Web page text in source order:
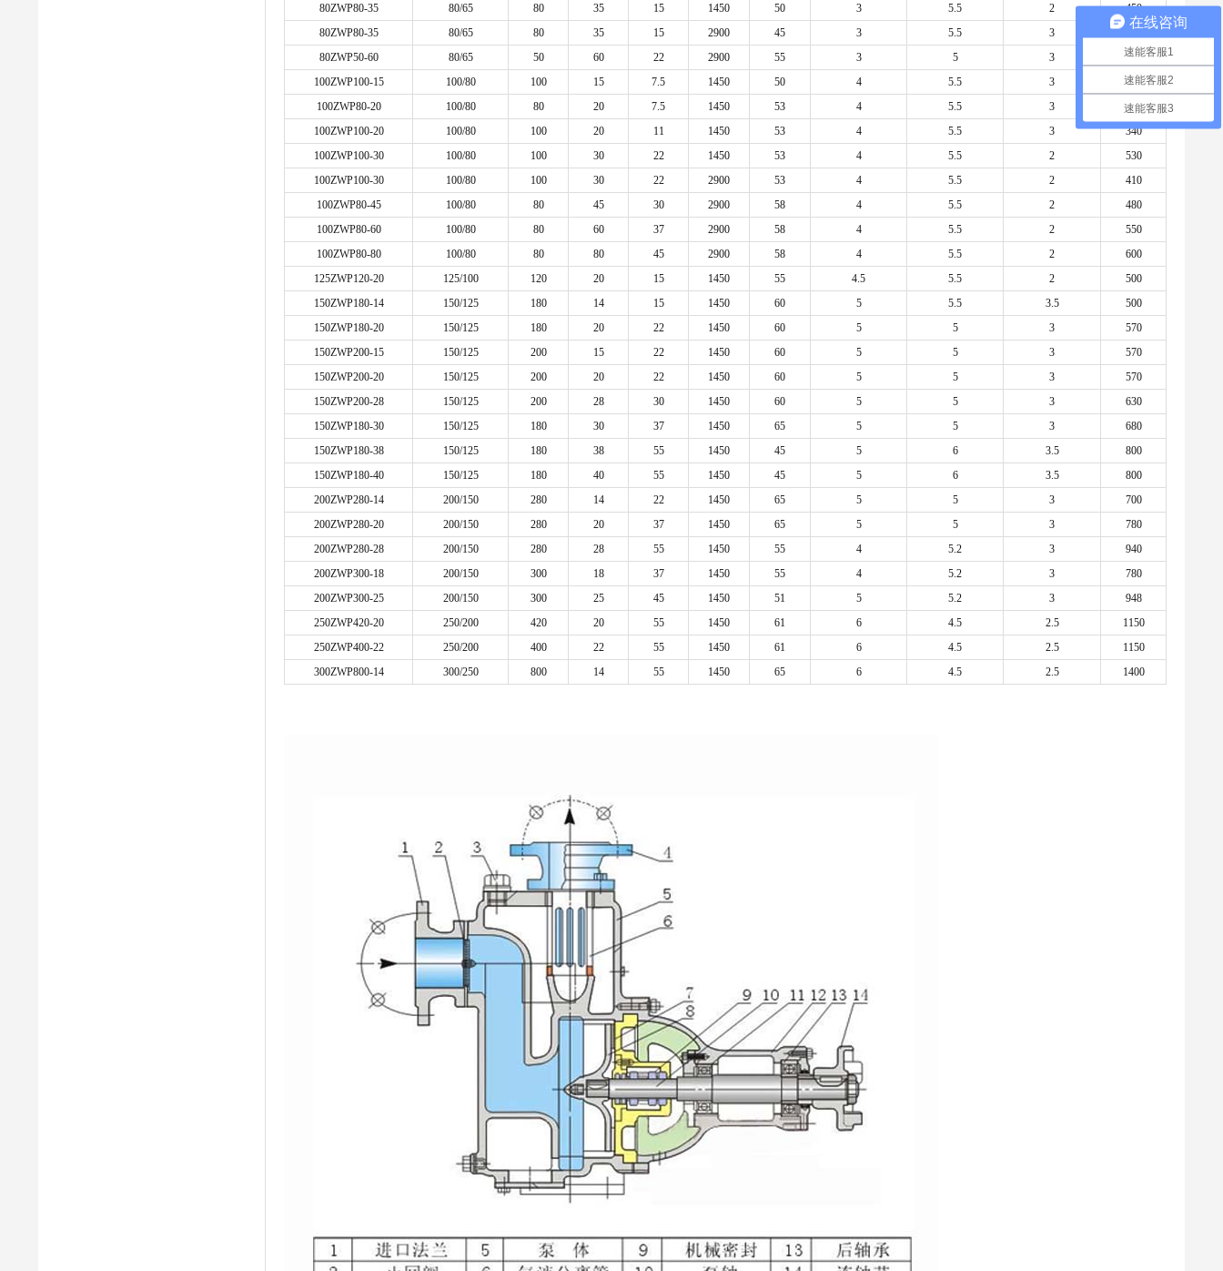
80ZWP80-35
80/65 80 35 15 1450 50 3 5.5 2
450
80ZWP80-35
80/65 80 35 15 2900 45 3 5.5 3
285
80ZWP50-60
80/65 50 60 22 2900 55 3 5 3
340
100ZWP100-15
100/80 100 15 7.5 1450 50 4 5.5 3
300
100ZWP80-20
100/80 80 20 7.5 1450 53 4 5.5 3
300
100ZWP100-20
100/80 100 20 11 1450 53 4 5.5 3
340
100ZWP100-30
100/80 100 30 22 1450 53 4 5.5 2
530
100ZWP100-30
100/80 100 30 22 2900 53 4 5.5 2
410
100ZWP80-45
100/80 80 45 30 2900 58 4 5.5 2
480
100ZWP80-60
100/80 80 60 37 2900 58 4 5.5 2
550
100ZWP80-80
100/80 80 80 45 2900 58 4 5.5 2
600
125ZWP120-20
125/100 120 20 15 1450 55 4.5 5.5 2
500
150ZWP180-14
150/125 180 14 15 1450 60 5 5.5 3.5
500
150ZWP180-20
150/125 180 20 22 1450 60 5 5 3
570
150ZWP200-15
150/125 200 15 22 1450 60 5 5 3
570
150ZWP200-20
150/125 200 20 22 1450 60 5 5 3
570
150ZWP200-28
150/125 200 28 30 1450 60 5 5 3
630
150ZWP180-30
150/125 180 30 37 1450 65 5 5 3
680
150ZWP180-38
150/125 180 38 55 1450 45 5 6 3.5
800
150ZWP180-40
150/125 180 40 55 1450 45 5 6 3.5
800
200ZWP280-14
200/150 280 14 22 1450 65 5 5 3
700
200ZWP280-20
200/150 280 20 37 1450 65 5 5 3
780
200ZWP280-28
200/150 280 28 55 1450 55 4 5.2 3
940
200ZWP300-18
200/150 300 18 37 1450 55 4 5.2 3
780
200ZWP300-25
200/150 300 25 45 1450 51 5 5.2 3
948
250ZWP420-20
250/200 420 20 55 1450 61 6 4.5 2.5
1150
250ZWP400-22
250/200 400 22 55 1450 61 6 4.5 2.5
1150
300ZWP800-14
300/250 800 14 55 1450 65 6 4.5 2.5 1400
在线咨询
速能客服1
速能客服2
速能客服3